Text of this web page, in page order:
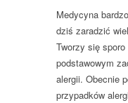
Medycyna
dziś zaradzić
Tworzy się
podstawowym
alergii. Obecnie
przypadków